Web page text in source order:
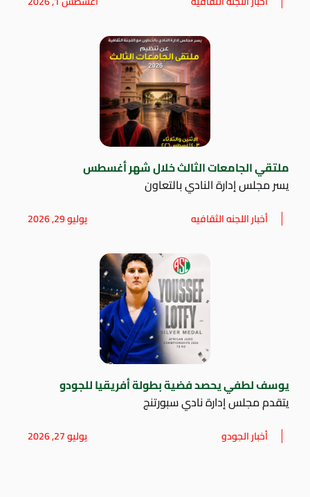
ملتقي الجامعات الثالث خلال شهر أغسطس
يسر مجلس إدارة النادي بالتعاون
أخبار اللجنه الثقافيه يوليو 29, 2026
يوسف لطفي يحصد فضية بطولة أفريقيا للجودو
يتقدم مجلس إدارة نادي سبورتنج
أخبار الجودو يوليو 27, 2026